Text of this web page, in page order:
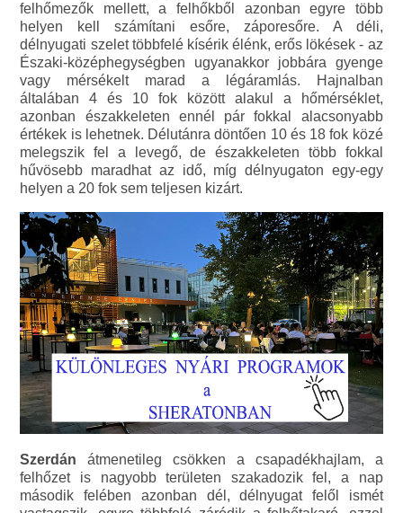
felhőmezők mellett, a felhőkből azonban egyre több
helyen kell számítani esőre, záporesőre. A déli,
délnyugati szelet többfelé kísérik élénk, erős lökések - az
Északi-középhegységben ugyanakkor jobbára gyenge
vagy mérsékelt marad a légáramlás. Hajnalban
általában 4 és 10 fok között alakul a hőmérséklet,
azonban északkeleten ennél pár fokkal alacsonyabb
értékek is lehetnek. Délutánra döntően 10 és 18 fok közé
melegszik fel a levegő, de északkeleten több fokkal
hűvösebb maradhat az idő, míg délnyugaton egy-egy
helyen a 20 fok sem teljesen kizárt.
Szerdán átmenetileg csökken a csapadékhajlam, a
felhőzet is nagyobb területen szakadozik fel, a nap
második felében azonban dél, délnyugat felől ismét